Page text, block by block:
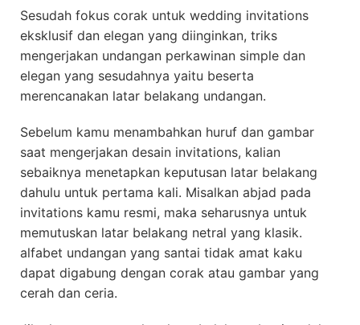
Sesudah fokus corak untuk wedding invitations
eksklusif dan elegan yang diinginkan, triks
mengerjakan undangan perkawinan simple dan
elegan yang sesudahnya yaitu beserta
merencanakan latar belakang undangan.
Sebelum kamu menambahkan huruf dan gambar
saat mengerjakan desain invitations, kalian
sebaiknya menetapkan keputusan latar belakang
dahulu untuk pertama kali. Misalkan abjad pada
invitations kamu resmi, maka seharusnya untuk
memutuskan latar belakang netral yang klasik.
alfabet undangan yang santai tidak amat kaku
dapat digabung dengan corak atau gambar yang
cerah dan ceria.